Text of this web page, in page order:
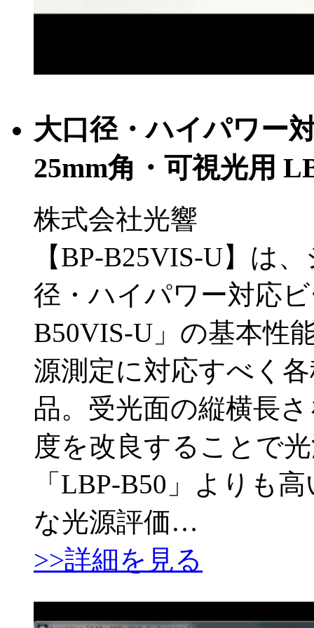
大口径・ハイパワー
25mm角・可視光用
株式会社光響
【BP-B25VIS-U】は
径・ハイパワー対応
B50VIS-U」の基本性
源測定に対応すべく
品。受光面の縦横長
度を改良することで
「LBP-B50」よりも
な光源評価…
>>詳細を見る